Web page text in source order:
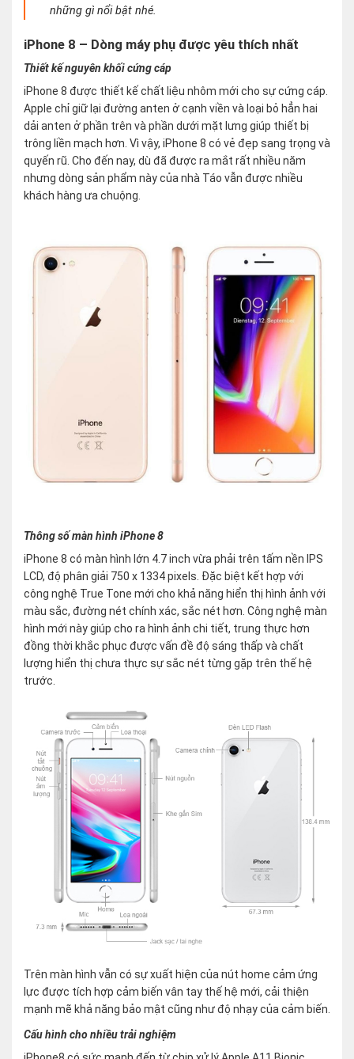
những gì nổi bật nhé.
iPhone 8 – Dòng máy phụ được yêu thích nhất
Thiết kế nguyên khối cứng cáp
iPhone 8 được thiết kế chất liệu nhôm mới cho sự cứng cáp.
Apple chỉ giữ lại đường anten ở cạnh viền và loại bỏ hẳn hai
dải anten ở phần trên và phần dưới mặt lưng giúp thiết bị
trông liền mạch hơn. Vì vậy, iPhone 8 có vẻ đẹp sang trọng và
quyến rũ. Cho đến nay, dù đã được ra mắt rất nhiều năm
nhưng dòng sản phẩm này của nhà Táo vẫn được nhiều
khách hàng ưa chuộng.
Thông số màn hình iPhone 8
iPhone 8 có màn hình lớn 4.7 inch vừa phải trên tấm nền IPS
LCD, độ phân giải 750 x 1334 pixels. Đặc biệt kết hợp với
công nghệ True Tone mới cho khả năng hiển thị hình ảnh với
màu sắc, đường nét chính xác, sắc nét hơn. Công nghệ màn
hình mới này giúp cho ra hình ảnh chi tiết, trung thực hơn
đồng thời khắc phục được vấn đề độ sáng thấp và chất
lượng hiển thị chưa thực sự sắc nét từng gặp trên thế hệ
trước.
Trên màn hình vẫn có sự xuất hiện của nút home cảm ứng
lực được tích hợp cảm biến vân tay thế hệ mới, cải thiện
mạnh mẽ khả năng bảo mật cũng như độ nhạy của cảm biến.
Cấu hình cho nhiều trải nghiệm